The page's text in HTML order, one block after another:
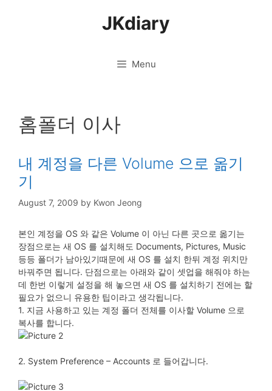
JKdiary
Menu
홈폴더 이사
내 계정을 다른 Volume 으로 옮기
기
August 7, 2009 by Kwon Jeong
본인 계정을 OS 와 같은 Volume 이 아닌 다른 곳으로 옮기는
장점으로는 새 OS 를 설치해도 Documents, Pictures, Music
등등 폴더가 남아있기때문에 새 OS 를 설치 한뒤 계정 위치만
바꿔주면 됩니다. 단점으로는 아래와 같이 셋업을 해줘야 하는
데 한번 이렇게 설정을 해 놓으면 새 OS 를 설치하기 전에는 할
필요가 없으니 유용한 팁이라고 생각됩니다.
1. 지금 사용하고 있는 계정 폴더 전체를 이사할 Volume 으로
복사를 합니다.
2. System Preference – Accounts 로 들어갑니다.